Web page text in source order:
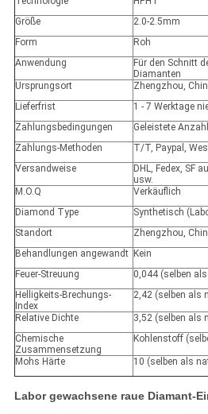
Größe
2.0-2.5mm
Form
Roh
Anwendung
Für den Schnitt
Diamanten
Ursprungsort
Zhengzhou,
Lieferfrist
1 - 7 Werktage
Zahlungsbedingungen
Geleistete
Zahlungs-Methoden
T/T, Paypal,
Versandweise
DHL, Fedex, SF
usw.
M.O.Q
Verkäuflich
Diamond Type
Synthetisch
Standort
Zhengzhou,
Behandlungen angewandt Kein
Feuer-Streuung
0,044 (selben
Helligkeits-Brechungs-
Index
2,42 (selben als
Relative Dichte
3,52 (selben als
Chemische
Zusammensetzung
Kohlenstoff
Mohs Härte 10 (selben als
Labor gewachsene raue Diamant-